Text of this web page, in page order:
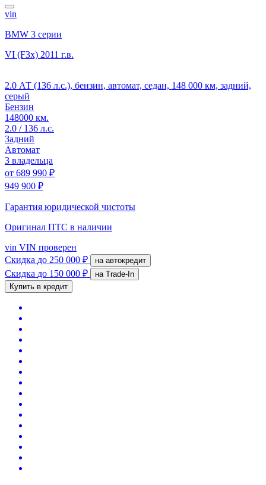
vin
BMW 3 серии
VI (F3x) 2011 г.в.
2.0 АТ (136 л.с.), бензин, автомат, седан, 148 000 км, задний,
серый
Бензин
148000 км.
2.0 / 136 л.с.
Задний
Автомат
3 владельца
от 689 990 ₽
949 900 ₽
Гарантия юридической чистоты
Оригинал ПТС в наличии
vin VIN проверен
Скидка до 250 000 ₽ на автокредит
Скидка до 150 000 ₽
на Trade-In
Купить в кредит